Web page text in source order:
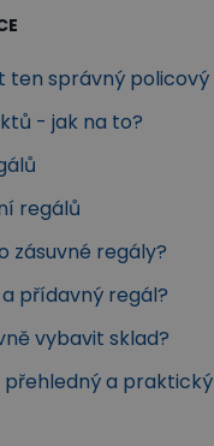
ten správný policový
- jak na to?
regálů
zásuvné regály?
přídavný regál?
vybavit sklad?
přehledný a